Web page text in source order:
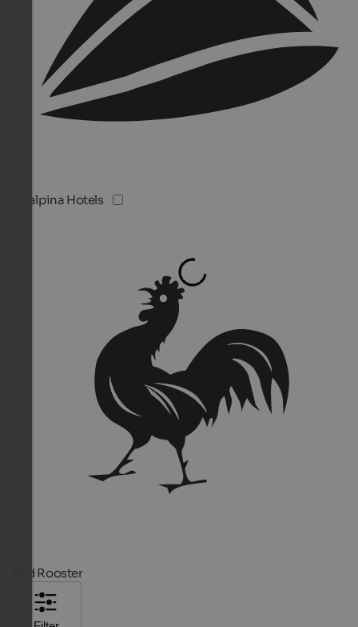
Vitalpina Hotels
Red Rooster